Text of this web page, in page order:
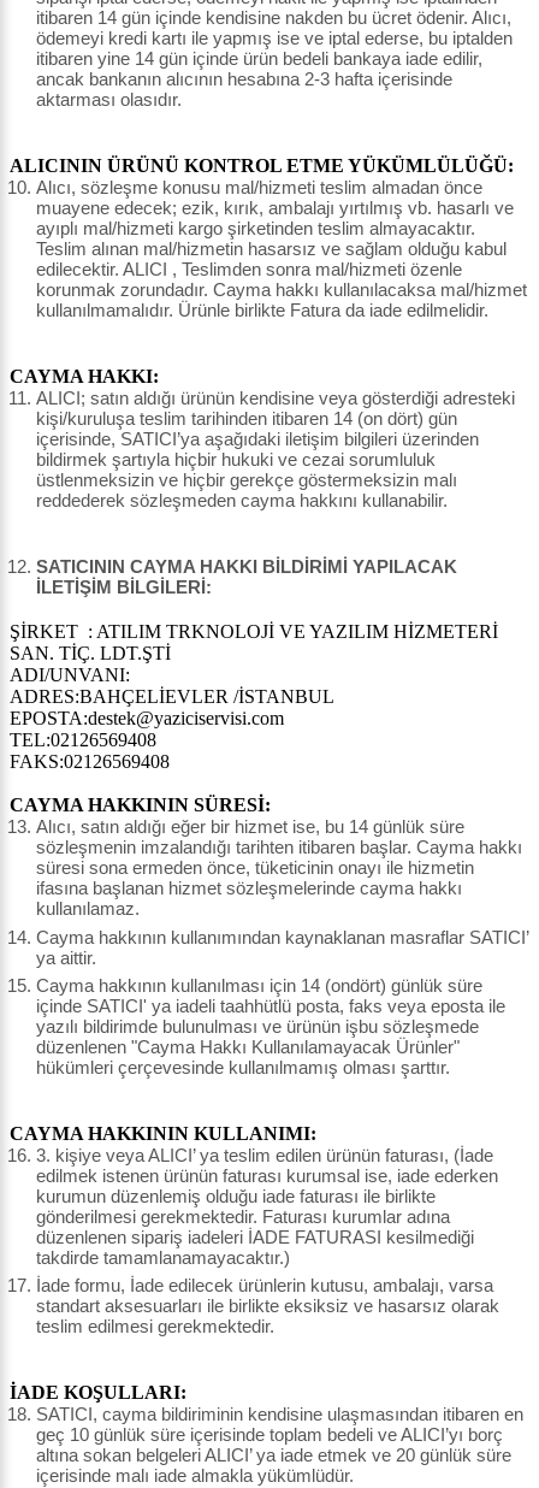
itibaren 14 gün içinde kendisine nakden bu ücret ödenir. Alıcı,
ödemeyi kredi kartı ile yapmış ise ve iptal ederse, bu iptalden
itibaren yine 14 gün içinde ürün bedeli bankaya iade edilir,
ancak bankanın alıcının hesabına 2-3 hafta içerisinde
aktarması olasıdır.
ALICININ ÜRÜNÜ KONTROL ETME YÜKÜMLÜLÜĞÜ:
Alıcı, sözleşme konusu mal/hizmeti teslim almadan önce
muayene edecek; ezik, kırık, ambalajı yırtılmış vb. hasarlı ve
ayıplı mal/hizmeti kargo şirketinden teslim almayacaktır.
Teslim alınan mal/hizmetin hasarsız ve sağlam olduğu kabul
edilecektir. ALICI , Teslimden sonra mal/hizmeti özenle
korunmak zorundadır. Cayma hakkı kullanılacaksa mal/hizmet
kullanılmamalıdır. Ürünle birlikte Fatura da iade edilmelidir.
CAYMA HAKKI:
ALICI; satın aldığı ürünün kendisine veya gösterdiği adresteki
kişi/kuruluşa teslim tarihinden itibaren 14 (on dört) gün
içerisinde, SATICI’ya aşağıdaki iletişim bilgileri üzerinden
bildirmek şartıyla hiçbir hukuki ve cezai sorumluluk
üstlenmeksizin ve hiçbir gerekçe göstermeksizin malı
reddederek sözleşmeden cayma hakkını kullanabilir.
SATICININ CAYMA HAKKI BİLDİRİMİ YAPILACAK
İLETİŞİM BİLGİLERİ:
ŞİRKET : ATILIM TRKNOLOJİ VE YAZILIM HİZMETERİ
SAN. TİÇ. LDT.ŞTİ
ADI/UNVANI:
ADRES:BAHÇELİEVLER /İSTANBUL
EPOSTA:destek@yaziciservisi.com
TEL:02126569408
FAKS:02126569408
CAYMA HAKKININ SÜRESİ:
Alıcı, satın aldığı eğer bir hizmet ise, bu 14 günlük süre
sözleşmenin imzalandığı tarihten itibaren başlar. Cayma hakkı
süresi sona ermeden önce, tüketicinin onayı ile hizmetin
ifasına başlanan hizmet sözleşmelerinde cayma hakkı
kullanılamaz.
Cayma hakkının kullanımından kaynaklanan masraflar SATICI’
ya aittir.
Cayma hakkının kullanılması için 14 (ondört) günlük süre
içinde SATICI' ya iadeli taahhütlü posta, faks veya eposta ile
yazılı bildirimde bulunulması ve ürünün işbu sözleşmede
düzenlenen "Cayma Hakkı Kullanılamayacak Ürünler"
hükümleri çerçevesinde kullanılmamış olması şarttır.
CAYMA HAKKININ KULLANIMI:
3. kişiye veya ALICI’ ya teslim edilen ürünün faturası, (İade
edilmek istenen ürünün faturası kurumsal ise, iade ederken
kurumun düzenlemiş olduğu iade faturası ile birlikte
gönderilmesi gerekmektedir. Faturası kurumlar adına
düzenlenen sipariş iadeleri İADE FATURASI kesilmediği
takdirde tamamlanamayacaktır.)
İade formu, İade edilecek ürünlerin kutusu, ambalajı, varsa
standart aksesuarları ile birlikte eksiksiz ve hasarsız olarak
teslim edilmesi gerekmektedir.
İADE KOŞULLARI:
SATICI, cayma bildiriminin kendisine ulaşmasından itibaren en
geç 10 günlük süre içerisinde toplam bedeli ve ALICI’yı borç
altına sokan belgeleri ALICI’ ya iade etmek ve 20 günlük süre
içerisinde malı iade almakla yükümlüdür.